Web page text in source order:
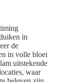
in
de
in volle bloei
uitstekende
waar